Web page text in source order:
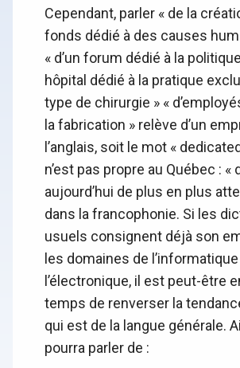
Cependant, parler « de la
fonds dédié à des causes
« d’un forum dédié à la politique
hôpital dédié à la pratique
type de chirurgie » «
la fabrication » relève d’un
l’anglais, soit le mot «
n’est pas propre au Québec : «
aujourd’hui de plus en plus
dans la francophonie. Si les
usuels consignent déjà son
les domaines de
l’électronique, il est peut-être
temps de renverser la
qui est de la langue générale.
pourra parler de :